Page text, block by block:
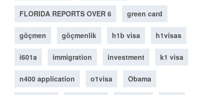
FLORIDA REPORTS OVER 6 green card
göçmen göçmenlik h1b visa h1visas
i601a immigration investment k1 visa
n400 application o1visa Obama